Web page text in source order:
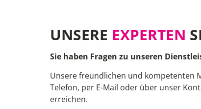
UNSERE EXPERTEN
Sie haben Fragen zu unseren
Unsere freundlichen und kompetenten
Telefon, per E-Mail oder über unser
erreichen.